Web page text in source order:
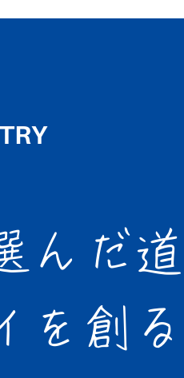
んだ道
を創る